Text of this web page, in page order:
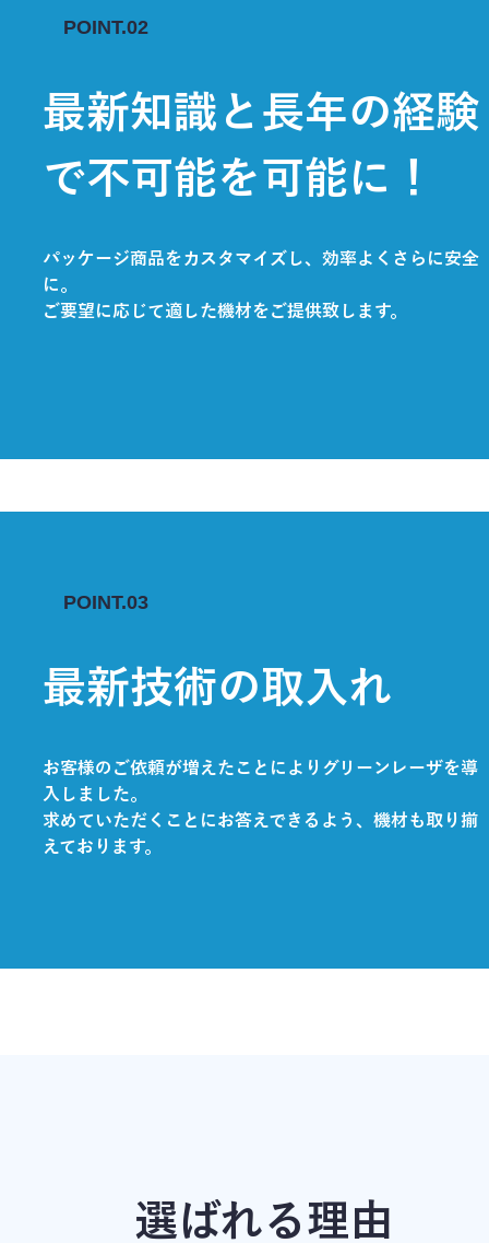
POINT.02
最新知識と長年の経験
で不可能を可能に！
パッケージ商品をカスタマイズし、効率よくさらに安全
に。
ご要望に応じて適した機材をご提供致します。
POINT.03
最新技術の取入れ
お客様のご依頼が増えたことによりグリーンレーザを導
入しました。
求めていただくことにお答えできるよう、機材も取り揃
えております。
選ばれる理由